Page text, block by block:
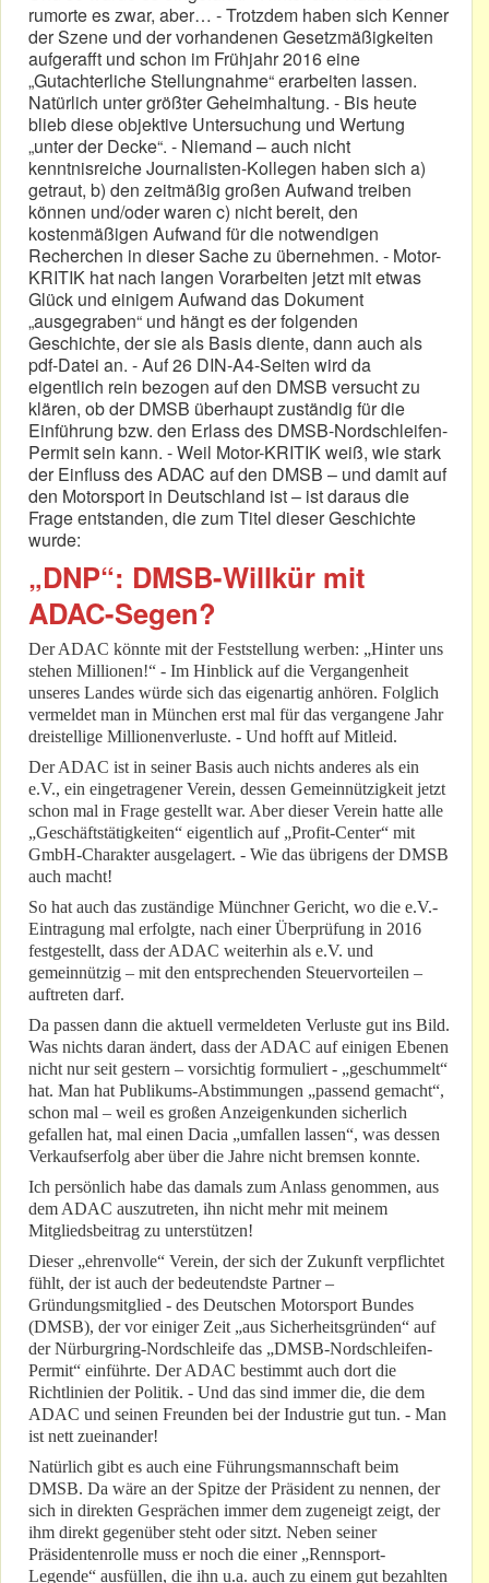
rumorte es zwar, aber… - Trotzdem haben sich Kenner
der Szene und der vorhandenen Gesetzmäßigkeiten
aufgerafft und schon im Frühjahr 2016 eine
„Gutachterliche Stellungnahme“ erarbeiten lassen.
Natürlich unter größter Geheimhaltung. - Bis heute
blieb diese objektive Untersuchung und Wertung
„unter der Decke“. - Niemand – auch nicht
kenntnisreiche Journalisten-Kollegen haben sich a)
getraut, b) den zeitmäßig großen Aufwand treiben
können und/oder waren c) nicht bereit, den
kostenmäßigen Aufwand für die notwendigen
Recherchen in dieser Sache zu übernehmen. - Motor-
KRITIK hat nach langen Vorarbeiten jetzt mit etwas
Glück und einigem Aufwand das Dokument
„ausgegraben“ und hängt es der folgenden
Geschichte, der sie als Basis diente, dann auch als
pdf-Datei an. - Auf 26 DIN-A4-Seiten wird da
eigentlich rein bezogen auf den DMSB versucht zu
klären, ob der DMSB überhaupt zuständig für die
Einführung bzw. den Erlass des DMSB-Nordschleifen-
Permit sein kann. - Weil Motor-KRITIK weiß, wie stark
der Einfluss des ADAC auf den DMSB – und damit auf
den Motorsport in Deutschland ist – ist daraus die
Frage entstanden, die zum Titel dieser Geschichte
wurde:
„DNP“: DMSB-Willkür mit
ADAC-Segen?
Der ADAC könnte mit der Feststellung werben: „Hinter uns
stehen Millionen!“ - Im Hinblick auf die Vergangenheit
unseres Landes würde sich das eigenartig anhören. Folglich
vermeldet man in München erst mal für das vergangene Jahr
dreistellige Millionenverluste. - Und hofft auf Mitleid.
Der ADAC ist in seiner Basis auch nichts anderes als ein
e.V., ein eingetragener Verein, dessen Gemeinnützigkeit jetzt
schon mal in Frage gestellt war. Aber dieser Verein hatte alle
„Geschäftstätigkeiten“ eigentlich auf „Profit-Center“ mit
GmbH-Charakter ausgelagert. - Wie das übrigens der DMSB
auch macht!
So hat auch das zuständige Münchner Gericht, wo die e.V.-
Eintragung mal erfolgte, nach einer Überprüfung in 2016
festgestellt, dass der ADAC weiterhin als e.V. und
gemeinnützig – mit den entsprechenden Steuervorteilen –
auftreten darf.
Da passen dann die aktuell vermeldeten Verluste gut ins Bild.
Was nichts daran ändert, dass der ADAC auf einigen Ebenen
nicht nur seit gestern – vorsichtig formuliert - „geschummelt“
hat. Man hat Publikums-Abstimmungen „passend gemacht“,
schon mal – weil es großen Anzeigenkunden sicherlich
gefallen hat, mal einen Dacia „umfallen lassen“, was dessen
Verkaufserfolg aber über die Jahre nicht bremsen konnte.
Ich persönlich habe das damals zum Anlass genommen, aus
dem ADAC auszutreten, ihn nicht mehr mit meinem
Mitgliedsbeitrag zu unterstützen!
Dieser „ehrenvolle“ Verein, der sich der Zukunft verpflichtet
fühlt, der ist auch der bedeutendste Partner –
Gründungsmitglied - des Deutschen Motorsport Bundes
(DMSB), der vor einiger Zeit „aus Sicherheitsgründen“ auf
der Nürburgring-Nordschleife das „DMSB-Nordschleifen-
Permit“ einführte. Der ADAC bestimmt auch dort die
Richtlinien der Politik. - Und das sind immer die, die dem
ADAC und seinen Freunden bei der Industrie gut tun. - Man
ist nett zueinander!
Natürlich gibt es auch eine Führungsmannschaft beim
DMSB. Da wäre an der Spitze der Präsident zu nennen, der
sich in direkten Gesprächen immer dem zugeneigt zeigt, der
ihm direkt gegenüber steht oder sitzt. Neben seiner
Präsidentenrolle muss er noch die einer „Rennsport-
Legende“ ausfüllen, die ihn u.a. auch zu einem gut bezahlten